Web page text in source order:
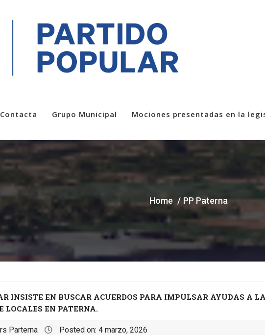
Contacta Grupo Municipal Mociones presentadas en la
Home PP Paterna
INSISTE EN BUSCAR ACUERDOS PARA IMPULSAR AYUDAS A LA
LOCALES EN PATERNA.
Parterna Posted on: 4 marzo, 2026